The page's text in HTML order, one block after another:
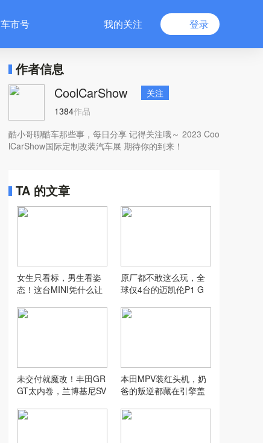
市号 我的关注 登录
作者信息
CoolCarShow
关注
1384作品
酷小哥聊酷车那些事，每日分享 记得关注哦～ 2023 Coo
lCarShow国际定制改装汽车展 期待你的到来！
TA 的文章
女生只看标，男生看姿
态！这台MINI凭什么让
原厂都不敢这么玩，全
球仅4台的迈凯伦P1 G
未交付就魔改！丰田GR
GT太内卷，兰博基尼SV
本田MPV装红头机，奶
爸的叛逆都藏在引擎盖